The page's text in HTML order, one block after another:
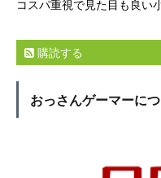
コスパ重視で見た目も良い
購読する
おっさんゲーマーに